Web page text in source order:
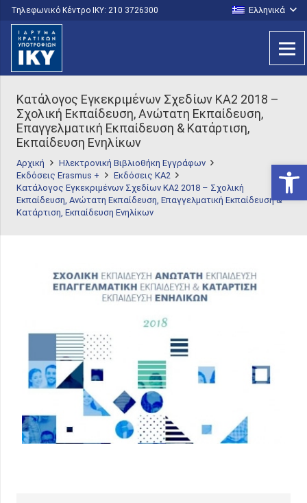
Τηλεφωνικό Κέντρο IKY: 210 3726300 Ελληνικά
Κατάλογος Εγκεκριμένων Σχεδίων ΚΑ2 2018 –
Σχολική Εκπαίδευση, Ανώτατη Εκπαίδευση,
Επαγγελματική Εκπαίδευση & Κατάρτιση,
Εκπαίδευση Ενηλίκων
Αρχική
Ηλεκτρονική Βιβλιοθήκη Εγγράφων
Εκδόσεις Erasmus +
Εκδόσεις KA2
Κατάλογος Εγκεκριμένων Σχεδίων ΚΑ2 2018 – Σχολική
Εκπαίδευση, Ανώτατη Εκπαίδευση, Επαγγελματική Εκπαίδευση &
Κατάρτιση, Εκπαίδευση Ενηλίκων